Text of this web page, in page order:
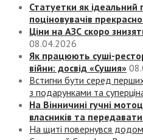
Статуетки як ідеальний
поціновувачів
Ціни на АЗС скоро
08.04.2026
Як працюють суші-
війни: досвід «Сушия»
Встигни бути серед
з подарунками та
На Вінничині гучні
власників та
На щиті повернувся